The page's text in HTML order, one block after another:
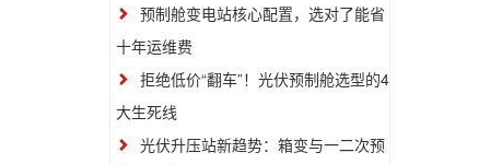
预制舱变电站核心配置，选对了能省
十年运维费
拒绝低价“翻车”！光伏预制舱选型的4
大生死线
光伏升压站新趋势：箱变与一二次预